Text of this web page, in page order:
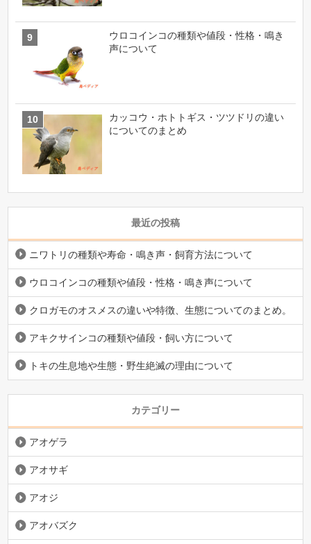
ウロコインコの種類や値段・性格・鳴き
声について
カッコウ・ホトトギス・ツツドリの違い
についてのまとめ
最近の投稿
ニワトリの種類や寿命・鳴き声・飼育方法について
ウロコインコの種類や値段・性格・鳴き声について
クロガモのオスメスの違いや特徴、生態についてのまとめ。
アキクサインコの種類や値段・飼い方について
トキの生息地や生態・野生絶滅の理由について
カテゴリー
アオゲラ
アオサギ
アオジ
アオバズク